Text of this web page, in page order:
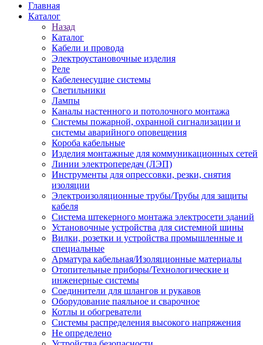
Главная
Каталог
Назад
Каталог
Кабели и провода
Электроустановочные изделия
Реле
Кабеленесущие системы
Светильники
Лампы
Каналы настенного и потолочного монтажа
Системы пожарной, охранной сигнализации и
системы аварийного оповещения
Короба кабельные
Изделия монтажные для коммуникационных сетей
Линии электропередач (ЛЭП)
Инструменты для опрессовки, резки, снятия
изоляции
Электроизоляционные трубы/Трубы для защиты
кабеля
Система штекерного монтажа электросети зданий
Установочные устройства для системной шины
Вилки, розетки и устройства промышленные и
специальные
Арматура кабельная/Изоляционные материалы
Отопительные приборы/Технологические и
инженерные системы
Соединители для шлангов и рукавов
Оборудование паяльное и сварочное
Котлы и обогреватели
Системы распределения высокого напряжения
Не определено